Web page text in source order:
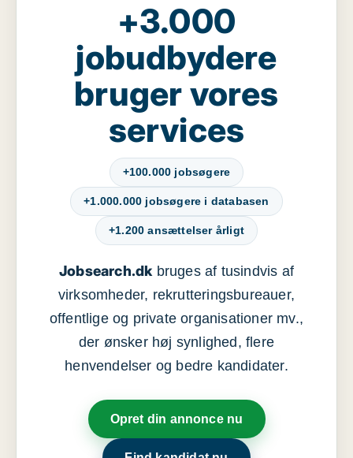
+3.000
jobudbydere
bruger vores
services
+100.000 jobsøgere
+1.000.000 jobsøgere i databasen
+1.200 ansættelser årligt
Jobsearch.dkbruges af tusindvis af
virksomheder, rekrutteringsbureauer,
offentlige og private organisationer mv.,
der ønsker høj synlighed, flere
henvendelser og bedre kandidater.
Opret din annonce nu